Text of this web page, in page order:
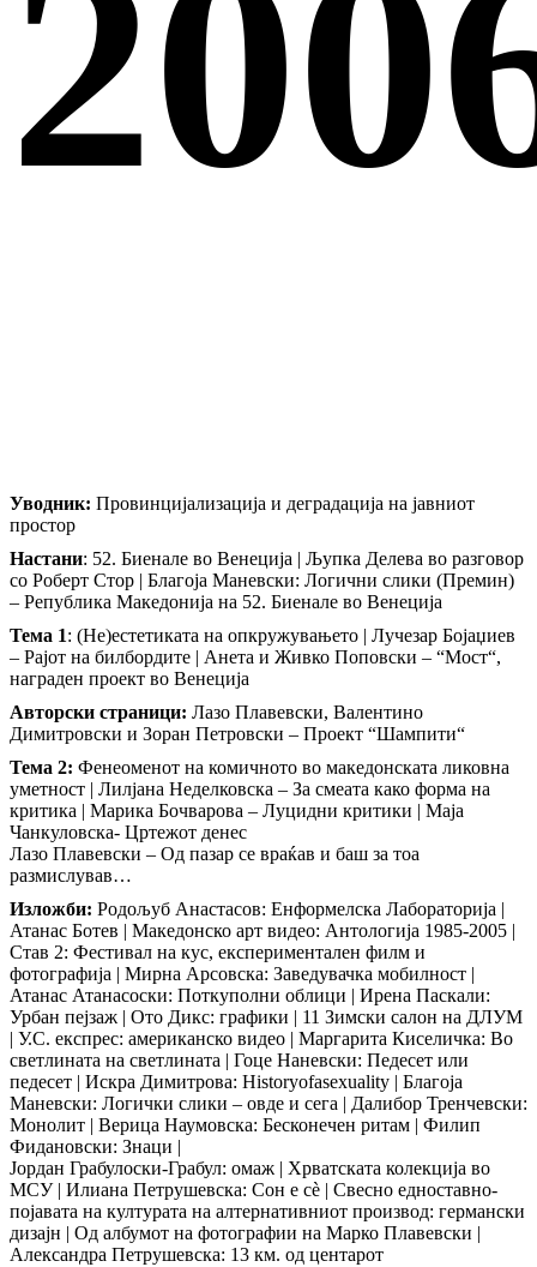
Уводник: Провинцијализација и деградација на јавниот
простор
Настани: 52. Биенале во Венеција | Љупка Делева во разговор
со Роберт Стор | Благоја Маневски: Логични слики (Премин)
– Република Македонија на 52. Биенале во Венеција
Тема 1: (Не)естетиката на опкружувањето | Лучезар Бојаџиев
– Рајот на билбордите | Анета и Живко Поповски – “Мост“,
награден проект во Венеција
Авторски страници: Лазо Плавевски, Валентино
Димитровски и Зоран Петровски – Проект “Шампити“
Тема 2: Фенеоменот на комичното во македонската ликовна
уметност | Лилјана Неделковска – За смеата како форма на
критика | Марика Бочварова – Луцидни критики | Маја
Чанкуловска- Цртежот денес
Лазо Плавевски – Од пазар се враќав и баш за тоа
размислував…
Изложби: Родољуб Анастасов: Енформелска Лабораторија |
Атанас Ботев | Македонско арт видео: Антологија 1985-2005 |
Став 2: Фестивал на кус, експериментален филм и
фотографија | Мирна Арсовска: Заведувачка мобилност |
Атанас Атанасоски: Поткуполни облици | Ирена Паскали:
Урбан пејзаж | Ото Дикс: графики | 11 Зимски салон на ДЛУМ
| У.С. експрес: американско видео | Маргарита Киселичка: Во
светлината на светлината | Гоце Наневски: Педесет или
педесет | Искра Димитрова: Historyofаsexuality | Благоја
Маневски: Логички слики – овде и сега | Далибор Тренчевски:
Монолит | Верица Наумовска: Бесконечен ритам | Филип
Фидановски: Знаци |
Јордан Грабулоски-Грабул: омаж | Хрватската колекција во
МСУ | Илиана Петрушевска: Сон е сè | Свесно едноставно-
појавата на културата на алтернативниот производ: германски
дизајн | Од албумот на фотографии на Марко Плавевски |
Александра Петрушевска: 13 км. од центарот